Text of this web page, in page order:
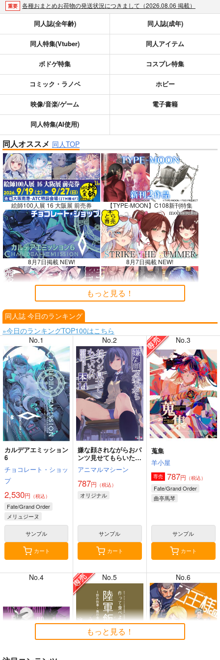
重要 各種おまとめお荷物の発送状況につきまして（2026.08.06 掲載）
おまとめサイクル「定期便(月2)」一般会員様の利用再開のお知らせ（2026.02.05 掲載）
重要 「とらのあな×駿河屋日本橋乙女同人誌館」通販店頭受取サービス開始のお知らせ（2026.01.05 更新｜2025.12.30 掲載）
【2025/12/1より】「通販ポイント⇒とらコイン変換キャンペーン」終了のお知らせ（2025.11.21 掲載）
個人情報保護方針の改定について（2025.09.19 更新｜2025.08.01 掲載）
重要 ポイント付与・管理体制改定のお知らせ（2024.11.20 掲載）
全てのお知らせを見る
同人誌(全年齢) 同人誌(成年)
同人特集(Vtuber) 同人アイテム
ボドゲ特集 コスプレ特集
コミック・ラノベ ホビー
映像/音楽/ゲーム 電子書籍
同人特集(AI使用)
同人オススメ 同人TOP
絵師100人展 16 大阪展 前売券 【TYPE-MOON】C108新刊特集
8月7日掲載 NEW! 8月7日掲載 NEW!
8月6日掲載
8月4日掲載 8月4日掲載
8月3日掲載 8月3日掲載
8月2日掲載
7月31日掲載 7月31日掲載
7月30日掲載
もっと見る！
同人誌 今日のランキング
»今日のランキングTOP100はこちら
No.1
カルデアエミッション
6
チョコレート・ショッ
プ
2,530円 （税込）
Fate/Grand Order
メリュジーヌ
サンプル
カート
No.2
嫌な顔されながらおパ
ンツ見せてもらいたい
本14
アニマルマシーン
787円 （税込）
オリジナル
サンプル
カート
No.3
蒐集
羊小屋
専売 787円 （税込）
Fate/Grand Order
曲亭馬琴
サンプル
カート
No.4 No.5 No.6
もっと見る！